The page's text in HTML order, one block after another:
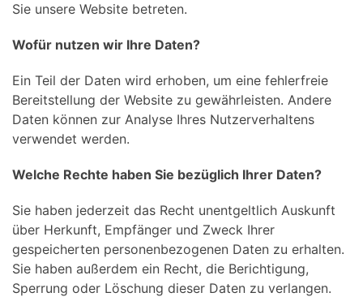
Sie unsere Website betreten.
Wofür nutzen wir Ihre Daten?
Ein Teil der Daten wird erhoben, um eine fehlerfreie
Bereitstellung der Website zu gewährleisten. Andere
Daten können zur Analyse Ihres Nutzerverhaltens
verwendet werden.
Welche Rechte haben Sie bezüglich Ihrer Daten?
Sie haben jederzeit das Recht unentgeltlich Auskunft
über Herkunft, Empfänger und Zweck Ihrer
gespeicherten personenbezogenen Daten zu erhalten.
Sie haben außerdem ein Recht, die Berichtigung,
Sperrung oder Löschung dieser Daten zu verlangen.